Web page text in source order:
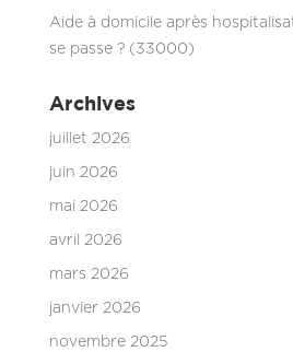
Aide à domicile après
se passe ? (33000)
Archives
juillet 2026
juin 2026
mai 2026
avril 2026
mars 2026
janvier 2026
novembre 2025